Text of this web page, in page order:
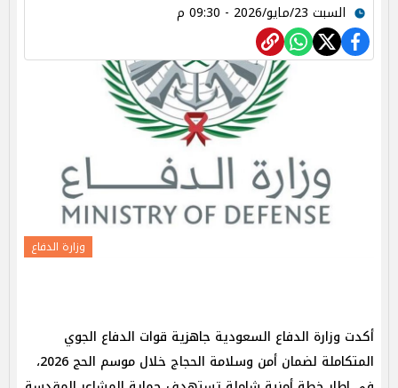
السبت 23/مايو/2026 - 09:30 م
وزارة الدفاع
أكدت وزارة الدفاع السعودية جاهزية قوات الدفاع الجوي
المتكاملة لضمان أمن وسلامة الحجاج خلال موسم الحج 2026،